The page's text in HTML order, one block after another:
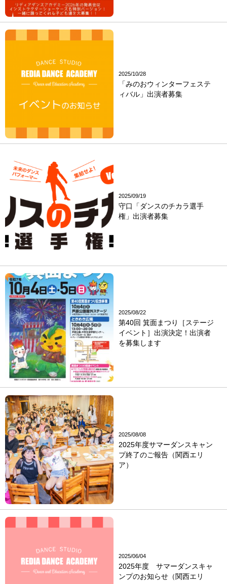
2025/10/28
「みのおウィンターフェステ
ィバル」出演者募集
2025/09/19
守口「ダンスのチカラ選手
権」出演者募集
2025/08/22
第40回 箕面まつり［ステージ
イベント］出演決定！出演者
を募集します
2025/08/08
2025年度サマーダンスキャン
プ終了のご報告（関西エリ
ア）
2025/06/04
2025年度 サマーダンスキャ
ンプのお知らせ（関西エリ